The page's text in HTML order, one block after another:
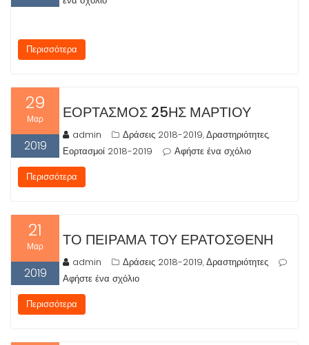
Περισσότερα
29
Μαρ
2019
ΕΟΡΤΑΣΜΌΣ 25ΗΣ ΜΑΡΤΊΟΥ
admin Δράσεις 2018-2019,Δραστηριότητες,
Εορτασμοί 2018-2019
Αφήστε ένα σχόλιο
Περισσότερα
21
Μαρ
2019
ΤΟ ΠΕΊΡΑΜΑ ΤΟΥ ΕΡΑΤΟΣΘΈΝΗ
admin Δράσεις 2018-2019,Δραστηριότητες
Αφήστε ένα σχόλιο
Περισσότερα